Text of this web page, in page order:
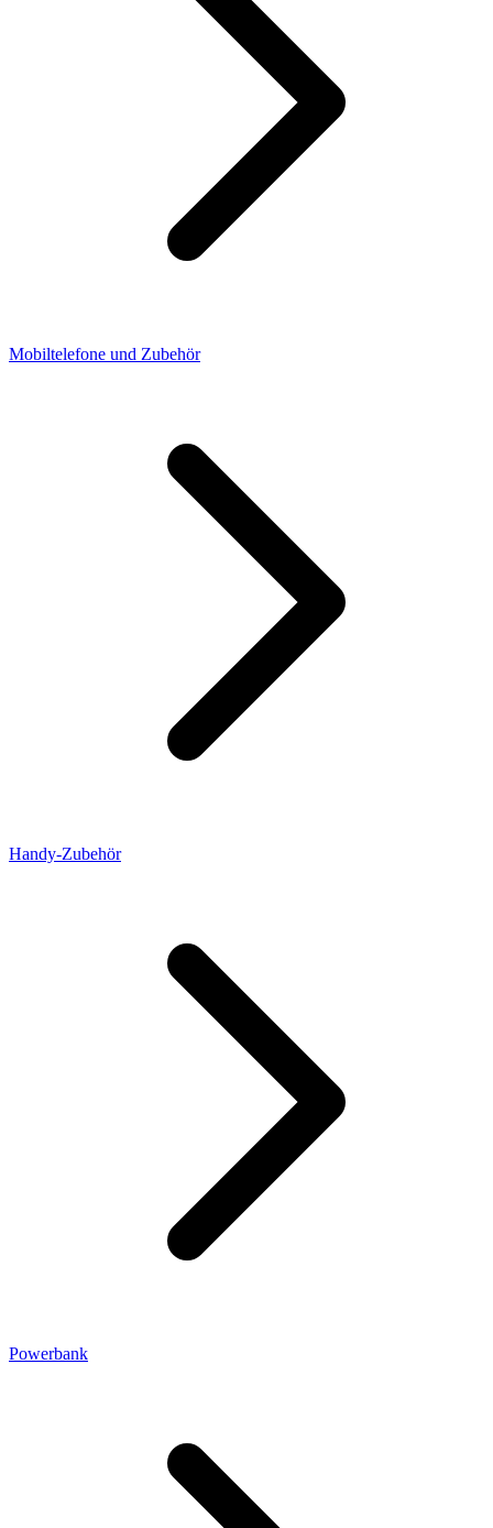
Mobiltelefone und Zubehör
Handy-Zubehör
Powerbank